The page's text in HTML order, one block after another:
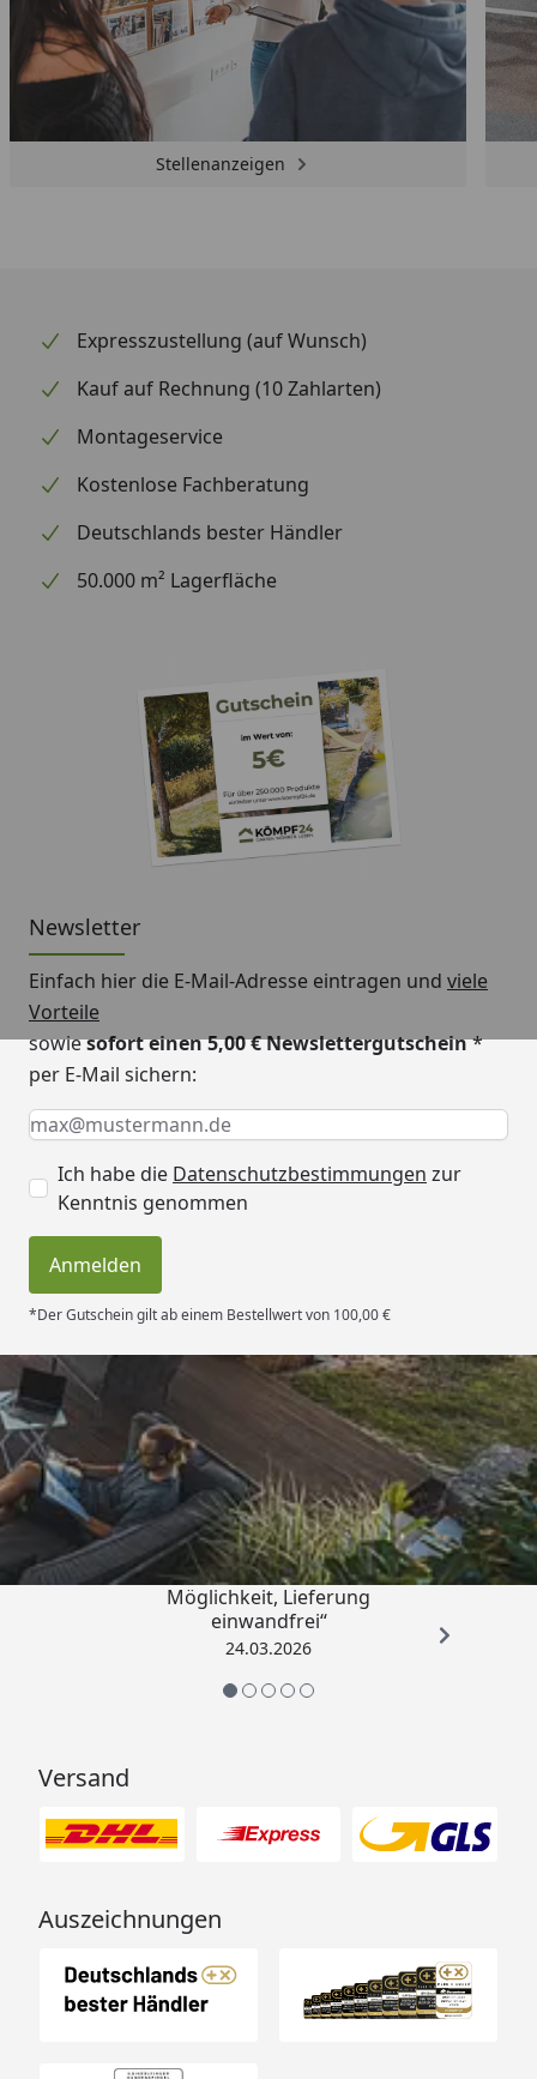
Stellenanzeigen
Expresszustellung (auf Wunsch)
Kauf auf Rechnung (10 Zahlarten)
Montageservice
Kostenlose Fachberatung
Deutschlands bester Händler
50.000 m² Lagerfläche
Newsletter
Einfach hier die E-Mail-Adresse eintragen und viele
Vorteile
sowiesofort einen 5,00 € Newslettergutschein*
per E-Mail sichern:
Keine Eingabe erforderlich
Eingabe erforderlich
E-Mail *
Ich habe die Datenschutzbestimmungen zur
Kenntnis genommen
Anmelden
*Der Gutschein gilt ab einem Bestellwert von 100,00 €
Trusted Shops
4,50/ 5
„Einfache Bestellung, Skonto
Möglichkeit, Lieferung
einwandfrei“
24.03.2026
Versand
Auszeichnungen